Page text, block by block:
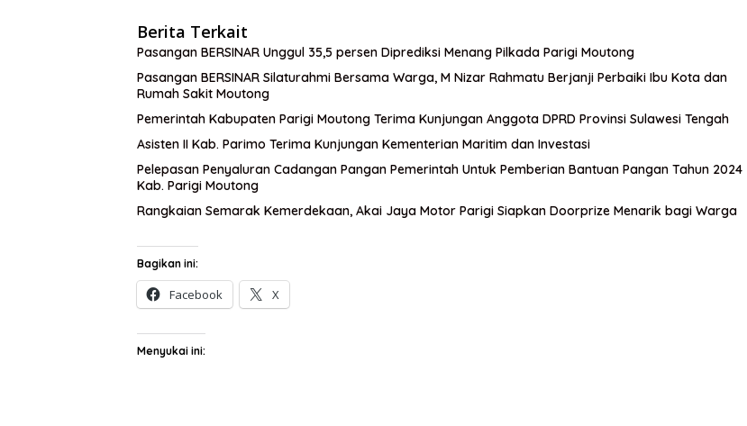
Berita Terkait
Pasangan BERSINAR Unggul 35,5 persen Diprediksi Menang Pilkada Parigi Moutong
Pasangan BERSINAR Silaturahmi Bersama Warga, M Nizar Rahmatu Berjanji Perbaiki Ibu Kota dan
Rumah Sakit Moutong
Pemerintah Kabupaten Parigi Moutong Terima Kunjungan Anggota DPRD Provinsi Sulawesi Tengah
Asisten II Kab. Parimo Terima Kunjungan Kementerian Maritim dan Investasi
Pelepasan Penyaluran Cadangan Pangan Pemerintah Untuk Pemberian Bantuan Pangan Tahun 2024
Kab. Parigi Moutong
Rangkaian Semarak Kemerdekaan, Akai Jaya Motor Parigi Siapkan Doorprize Menarik bagi Warga
Bagikan ini:
Facebook X
Menyukai ini: